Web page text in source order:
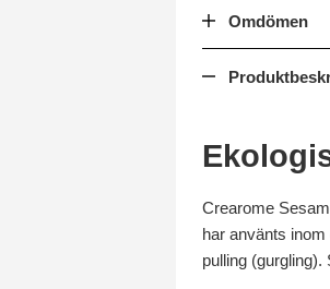
Omdömen
Crearome
har använts
pulling